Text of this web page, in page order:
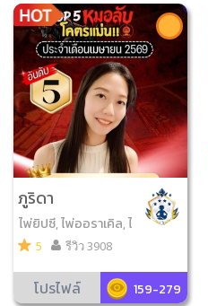
ภูริดา
ไพ่ยิปซี, ไพ่ออราเคิล, ไ
พ่ญาณ ณ โลก, ไพ่จุติ
5 รีวิว 3908
โปรไฟล์ 159-279